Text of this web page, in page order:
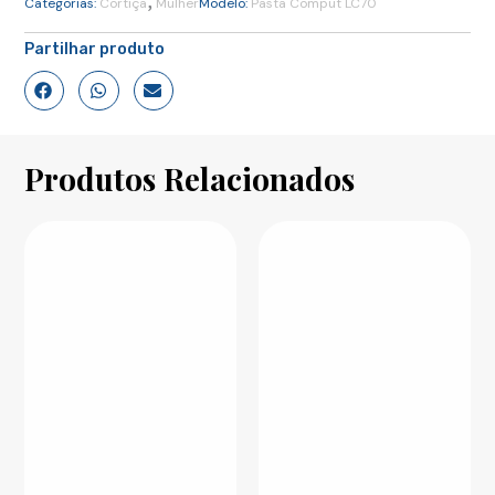
Categorias: Cortiça MulherModelo: Pasta Comput LC70
Partilhar produto
Produtos Relacionados